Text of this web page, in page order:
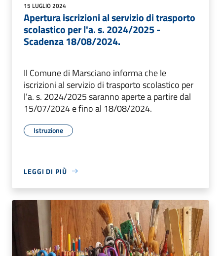
15 LUGLIO 2024
Apertura iscrizioni al servizio di trasporto
scolastico per l'a. s. 2024/2025 -
Scadenza 18/08/2024.
Il Comune di Marsciano informa che le
iscrizioni al servizio di trasporto scolastico per
l’a. s. 2024/2025 saranno aperte a partire dal
15/07/2024 e fino al 18/08/2024.
Istruzione
LEGGI DI PIÙ